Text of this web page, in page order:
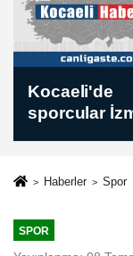
17 Yaş Altı
Milli
ikinci oldu
Haberler Spor
SPOR